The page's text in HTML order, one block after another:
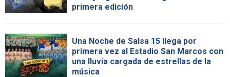
primera edición
Una Noche de Salsa 15 llega por
primera vez al Estadio San Marcos con
una lluvia cargada de estrellas de la
música